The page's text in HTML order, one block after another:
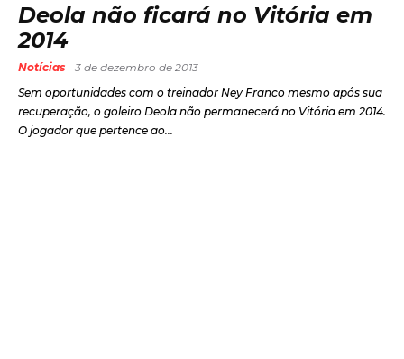
Deola não ficará no Vitória em
2014
Notícias
3 de dezembro de 2013
Sem oportunidades com o treinador Ney Franco mesmo após sua
recuperação, o goleiro Deola não permanecerá no Vitória em 2014.
O jogador que pertence ao...